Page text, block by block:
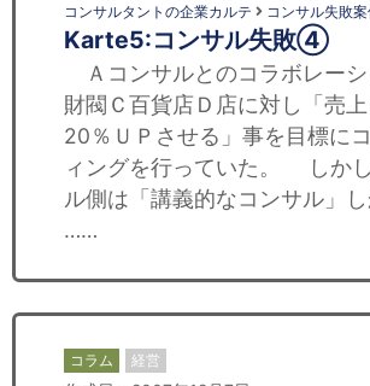
コンサルタントの企業カルテ コンサル失敗
Karte5:コンサル失敗④
Ａコンサルとのコラボレーシ
財閥Ｃ百貨店Ｄ店に対し「売
20％ＵＰさせる」事を目標に
ィングを行っていた。 しか
ル側は「講義的なコンサル」
……
コラム 経営